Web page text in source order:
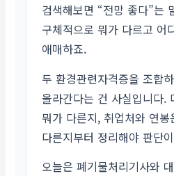
검색해보면 “전망 좋다”는
구체적으로 뭐가 다르고 어
애매하죠.
두 환경관련자격증을 조합
올라간다는 건 사실입니다.
뭐가 다른지, 취업처와 연봉
다른지부터 정리해야 판단
오늘은 폐기물처리기사와